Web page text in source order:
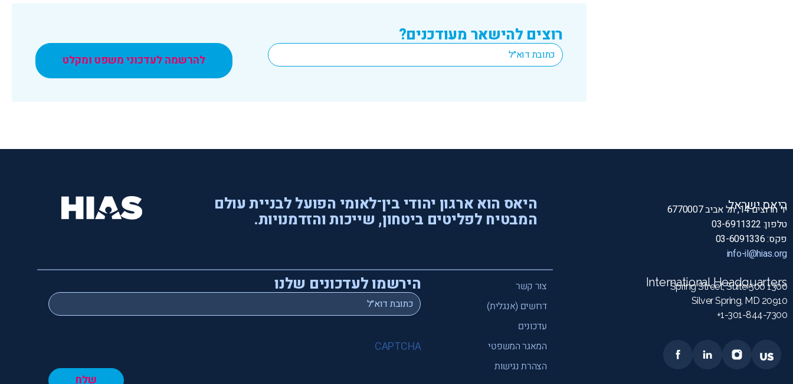
רוצים להישאר מעודכנים?
Email
*
להרשמה לעדכוני משפט ומקלט
היאס ישראל
יד חרוצים 14, תל אביב 6770007
טלפון: 03-6911322
פקס: 03-6091336
info-il@hias.org
International Headquarters
1300 Spring Street, Suite 500
Silver Spring, MD 20910
1-301-844-7300+
היאס הוא ארגון יהודי בין־לאומי הפועל לבניית עולם
המבטיח לפליטים ביטחון, שייכות והזדמנויות.
צור קשר
דרושים (אנגלית)
עדכונים
המאגר המשפטי
הצהרת נגישות
הירשמו לעדכונים שלנו
Email
*
CAPTCHA
שלח